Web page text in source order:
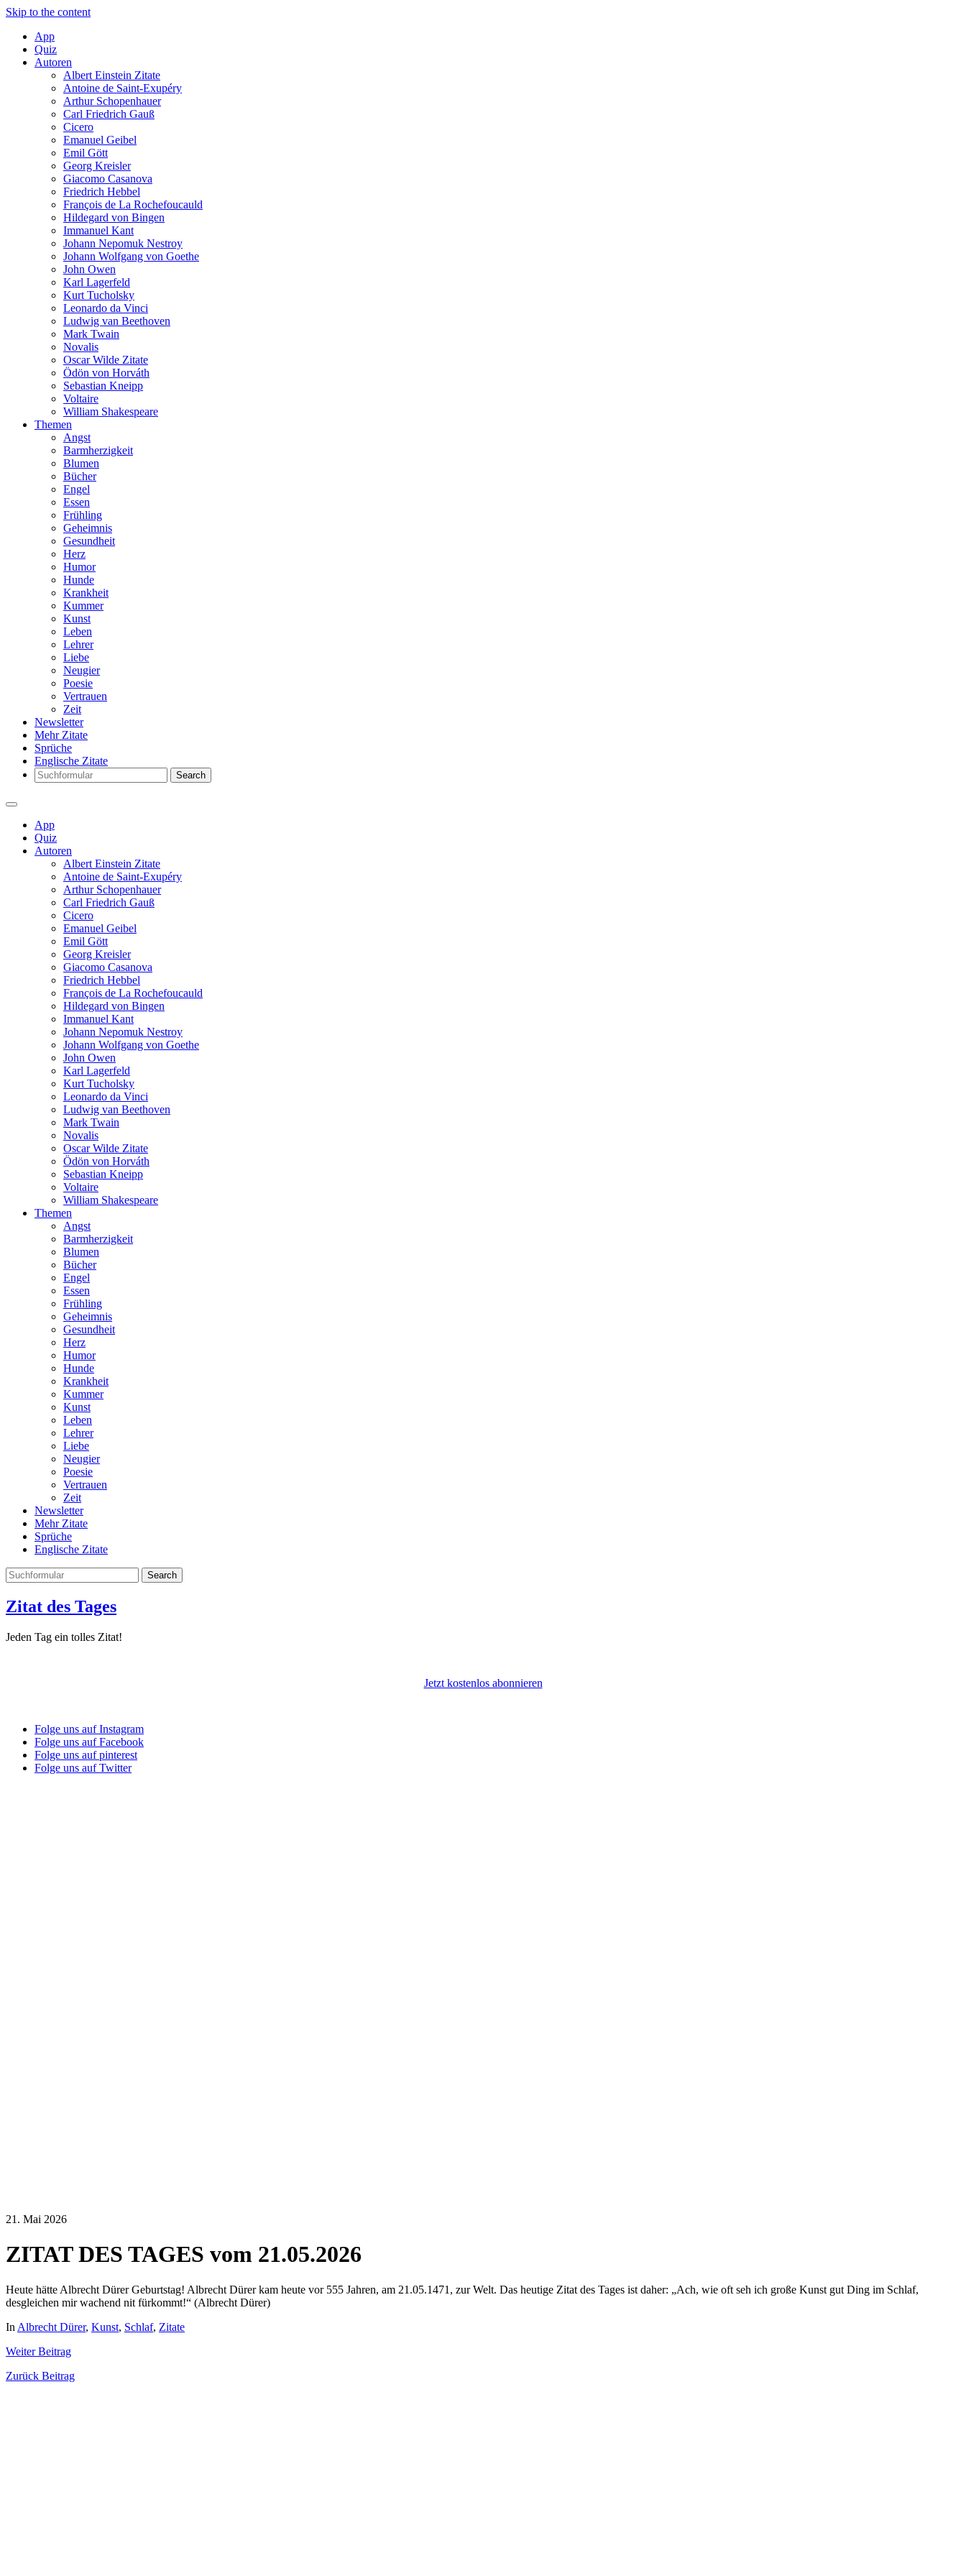
Skip to the content
App
Quiz
Autoren
Albert Einstein Zitate
Antoine de Saint-Exupéry
Arthur Schopenhauer
Carl Friedrich Gauß
Cicero
Emanuel Geibel
Emil Gött
Georg Kreisler
Giacomo Casanova
Friedrich Hebbel
François de La Rochefoucauld
Hildegard von Bingen
Immanuel Kant
Johann Nepomuk Nestroy
Johann Wolfgang von Goethe
John Owen
Karl Lagerfeld
Kurt Tucholsky
Leonardo da Vinci
Ludwig van Beethoven
Mark Twain
Novalis
Oscar Wilde Zitate
Ödön von Horváth
Sebastian Kneipp
Voltaire
William Shakespeare
Themen
Angst
Barmherzigkeit
Blumen
Bücher
Engel
Essen
Frühling
Geheimnis
Gesundheit
Herz
Humor
Hunde
Krankheit
Kummer
Kunst
Leben
Lehrer
Liebe
Neugier
Poesie
Vertrauen
Zeit
Newsletter
Mehr Zitate
Sprüche
Englische Zitate
Search
App
Quiz
Autoren
Albert Einstein Zitate
Antoine de Saint-Exupéry
Arthur Schopenhauer
Carl Friedrich Gauß
Cicero
Emanuel Geibel
Emil Gött
Georg Kreisler
Giacomo Casanova
Friedrich Hebbel
François de La Rochefoucauld
Hildegard von Bingen
Immanuel Kant
Johann Nepomuk Nestroy
Johann Wolfgang von Goethe
John Owen
Karl Lagerfeld
Kurt Tucholsky
Leonardo da Vinci
Ludwig van Beethoven
Mark Twain
Novalis
Oscar Wilde Zitate
Ödön von Horváth
Sebastian Kneipp
Voltaire
William Shakespeare
Themen
Angst
Barmherzigkeit
Blumen
Bücher
Engel
Essen
Frühling
Geheimnis
Gesundheit
Herz
Humor
Hunde
Krankheit
Kummer
Kunst
Leben
Lehrer
Liebe
Neugier
Poesie
Vertrauen
Zeit
Newsletter
Mehr Zitate
Sprüche
Englische Zitate
Search
Zitat des Tages
Jeden Tag ein tolles Zitat!
Jetzt kostenlos abonnieren
Folge uns auf Instagram
Folge uns auf Facebook
Folge uns auf pinterest
Folge uns auf Twitter
21. Mai 2026
ZITAT DES TAGES vom 21.05.2026
Heute hätte Albrecht Dürer Geburtstag! Albrecht Dürer kam heute vor 555 Jahren, am 21.05.1471, zur Welt. Das heutige Zitat des Tages ist daher: „Ach, wie oft seh ich große Kunst gut Ding im Schlaf,
desgleichen mir wachend nit fürkommt!“ (Albrecht Dürer)
In Albrecht Dürer, Kunst, Schlaf, Zitate
WeiterBeitrag
Zurück Beitrag